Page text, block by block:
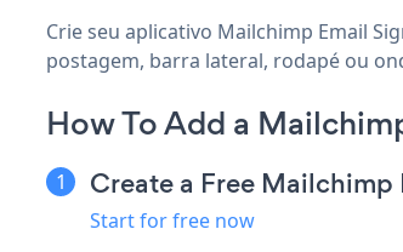
Crie seu aplicativo Mailchimp Email
postagem, barra lateral, rodapé ou
How To Add a
Create a Free
Start for free now